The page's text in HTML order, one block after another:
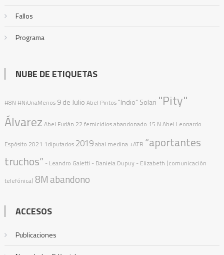
Fallos
Programa
NUBE DE ETIQUETAS
#8N #NiUnaMenos 9 de Julio Abel Pintos "Indio" Solari "Pity"
Álvarez Abel Furlán 22 femicidiosabandonado 15 N Abel Leonardo
Espósito 2021 1diputados 2019abal medina +ATR “aportantes
truchos” - Leandro Galetti - Daniela Dupuy - Elizabeth (comunicación
telefónica) 8Mabandono
ACCESOS
Publicaciones